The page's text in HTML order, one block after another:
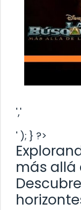
','
' ); } ?>
más allá